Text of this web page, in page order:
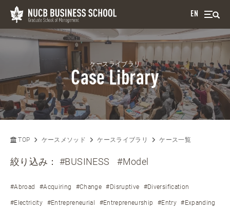
EN
ケースライブラリ
Case Library
TOP ケースメソッド ケースライブラリ ケース一覧
絞り込み：#BUSINESS #Model
#Abroad #Acquiring #Change #Disruptive #Diversification
#Electricity #Entrepreneurial #Entrepreneurship #Entry #Expanding